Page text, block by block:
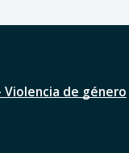
Violencia de género